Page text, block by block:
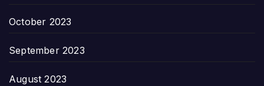
October 2023
September 2023
August 2023